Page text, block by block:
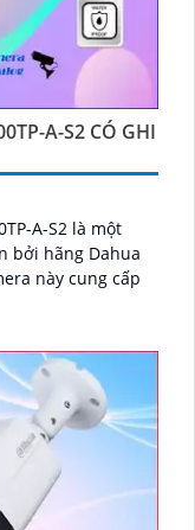
A-S2 CÓ GHI
A-S2 là một
bởi hãng Dahua